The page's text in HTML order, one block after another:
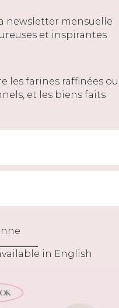
newsletter mensuelle
et inspirantes
les farines raffinées ou
et les biens faits
in English